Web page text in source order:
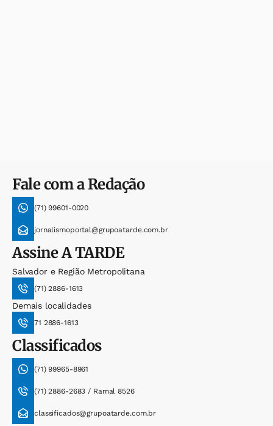
Fale com a Redação
(71) 99601-0020
jornalismoportal@grupoatarde.com.br
AssineA TARDE
Salvador e Região Metropolitana
(71) 2886-1613
Demais localidades
71 2886-1613
Classificados
(71) 99965-8961
(71) 2886-2683 / Ramal 8526
classificados@grupoatarde.com.br